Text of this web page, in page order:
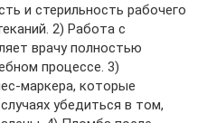
и стерильность рабочего
2) Работа с
врачу полностью
процессе. 3)
маркера, которые
убедиться в том,